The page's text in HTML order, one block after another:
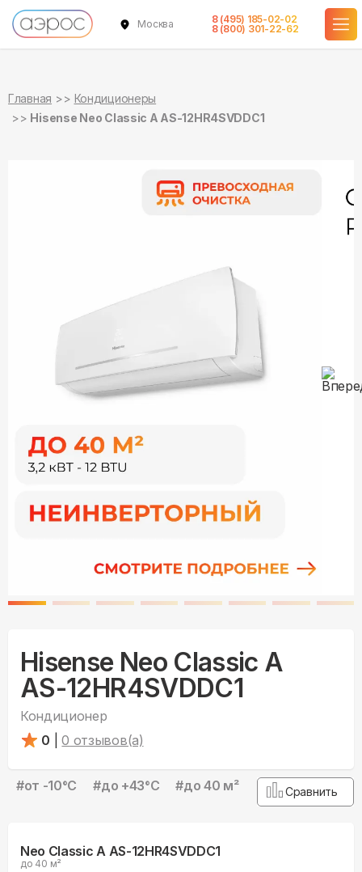
Москва
8 (495) 185-02-02
8 (800) 301-22-62
Главная
Кондиционеры
Hisense Neo Classic A AS-12HR4SVDDC1
Hisense Neo Classic A
AS-12HR4SVDDC1
Кондиционер
0
0 отзывов(а)
#от -10°С #до +43°С #до 40 м² Сравнить
Neo Classic A AS-12HR4SVDDC1
до 40 м²
в наличии
в наличии